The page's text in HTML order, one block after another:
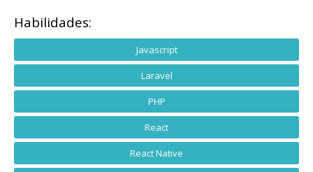
Habilidades:
Javascript
Laravel
PHP
React
React Native